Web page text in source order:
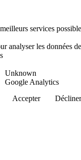
services
analyser les données
Unknown
Google Analytics
Accepter
Décliner